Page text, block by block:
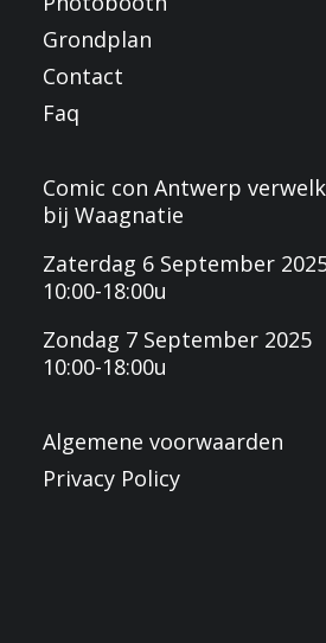
Grondplan
Contact
Faq
Comic con Antwerp
bij Waagnatie
Zaterdag 6 September
10:00-18:00u
Zondag 7 September 2025
10:00-18:00u
Algemene voorwaarden
Privacy Policy